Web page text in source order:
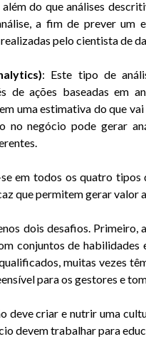
do que análises
a fim de prever um
pelo cientista de
: Este tipo de
de ações baseadas em
uma estimativa do que
no negócio pode gerar
em todos os quatro tipos
que permitem gerar valor
dois desafios. Primeiro,
conjuntos de habilidades
muitas vezes
para os gestores e
deve criar e nutrir uma
devem trabalhar para